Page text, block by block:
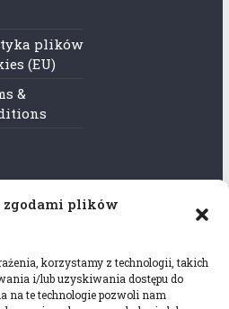
zgodami plików
korzystamy z technologii, takich
i/lub uzyskiwania dostępu do
na te technologie pozwoli nam
plików
(EU)
&